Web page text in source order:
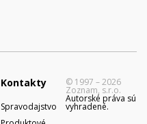
Kontakty
Spravodajstvo
© 1997 – 2026
Zoznam, s.r.o.
Autorské práva sú
vyhradené.